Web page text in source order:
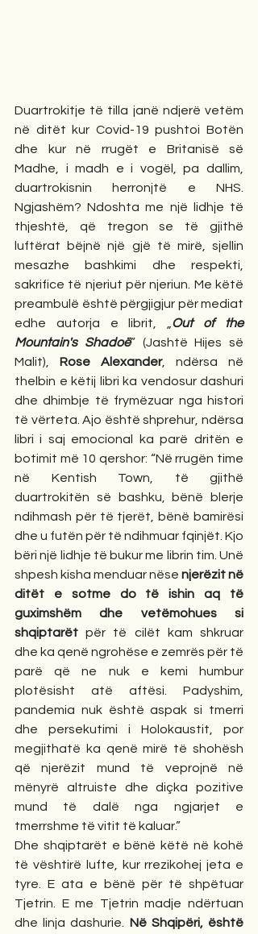
Duartrokitje të tilla janë ndjerë vetëm
në ditët kur Covid-19 pushtoi Botën
dhe kur në rrugët e Britanisë së
Madhe, i madh e i vogël, pa dallim,
duartrokisnin herronjtë e NHS.
Ngjashëm? Ndoshta me një lidhje të
thjeshtë, që tregon se të gjithë
luftërat bëjnë një gjë të mirë, sjellin
mesazhe bashkimi dhe respekti,
sakrifice të njeriut për njeriun. Me këtë
preambulë është përgjigjur për mediat
edhe autorja e librit, „Out of the
Mountain's Shadoë” (Jashtë Hijes së
Malit), Rose Alexander, ndërsa në
thelbin e këtij libri ka vendosur dashuri
dhe dhimbje të frymëzuar nga histori
të vërteta. Ajo është shprehur, ndërsa
libri i saj emocional ka parë dritën e
botimit më 10 qershor: “Në rrugën time
në Kentish Town, të gjithë
duartrokitën së bashku, bënë blerje
ndihmash për të tjerët, bënë bamirësi
dhe u futën për të ndihmuar fqinjët. Kjo
bëri një lidhje të bukur me librin tim. Unë
shpesh kisha menduar nëse njerëzit në
ditët e sotme do të ishin aq të
guximshëm dhe vetëmohues si
shqiptarët për të cilët kam shkruar
dhe ka qenë ngrohëse e zemrës për të
parë që ne nuk e kemi humbur
plotësisht atë aftësi. Padyshim,
pandemia nuk është aspak si tmerri
dhe persekutimi i Holokaustit, por
megjithatë ka qenë mirë të shohësh
që njerëzit mund të veprojnë në
mënyrë altruiste dhe diçka pozitive
mund të dalë nga ngjarjet e
tmerrshme të vitit të kaluar.”
Dhe shqiptarët e bënë këtë në kohë
të vështirë lufte, kur rrezikohej jeta e
tyre. E ata e bënë për të shpëtuar
Tjetrin. E me Tjetrin madje ndërtuan
dhe linja dashurie. Në Shqipëri, është